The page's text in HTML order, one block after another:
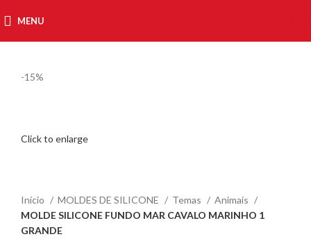
MENU
-15%
Click to enlarge
Início MOLDES DE SILICONE Temas
Animais
MOLDE SILICONE FUNDO MAR CAVALO MARINHO 1
GRANDE